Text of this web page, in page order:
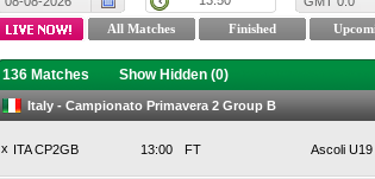
136 Matches Show Hidden (0)
Italy - Campionato Primavera 2 Group B
x ITA CP2GB FT
13:00 Ascoli U19